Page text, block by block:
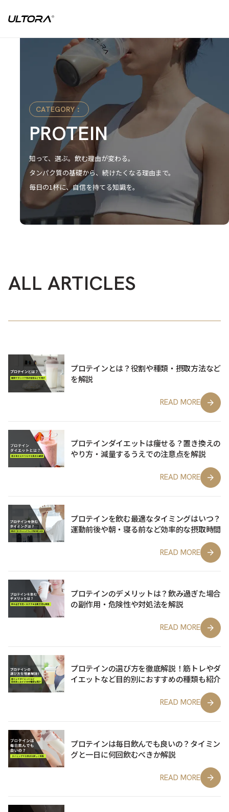
CATEGORY：
PROTEIN
知って、選ぶ。飲む理由が変わる。
タンパク質の基礎から、続けたくなる理由まで。
毎日の1杯に、自信を持てる知識を。
ALL ARTICLES
プロテインとは？役割や種類・摂取方法など
を解説
READ MORE
プロテインダイエットは痩せる？置き換えの
やり方・減量するうえでの注意点を解説
READ MORE
プロテインを飲む最適なタイミングはいつ？
運動前後や朝・寝る前など効率的な摂取時間
READ MORE
プロテインのデメリットは？飲み過ぎた場合
の副作用・危険性や対処法を解説
READ MORE
プロテインの選び方を徹底解説！筋トレやダ
イエットなど目的別におすすめの種類も紹介
READ MORE
プロテインは毎日飲んでも良いの？タイミン
グと一日に何回飲むべきか解説
READ MORE